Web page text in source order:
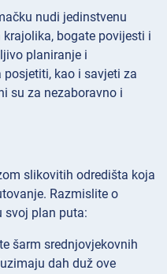
nudi jedinstvenu
bogate povijesti i
planiranje i
kao i savjeti za
su za nezaboravno i
slikovitih odredišta koja
Razmislite o
svoj plan puta:
šarm srednjovjekovnih
dah duž ove